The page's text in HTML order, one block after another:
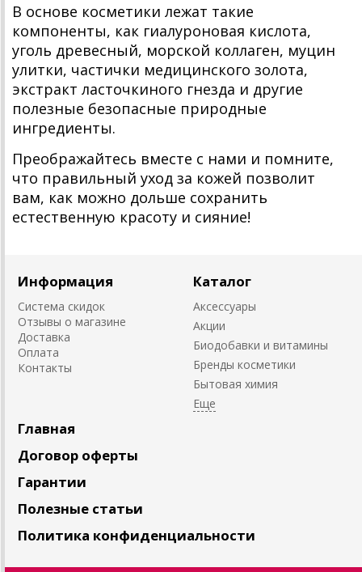
В основе косметики лежат такие
компоненты, как гиалуроновая кислота,
уголь древесный, морской коллаген, муцин
улитки, частички медицинского золота,
экстракт ласточкиного гнезда и другие
полезные безопасные природные
ингредиенты.
Преображайтесь вместе с нами и помните,
что правильный уход за кожей позволит
вам, как можно дольше сохранить
естественную красоту и сияние!
Информация
Система скидок
Отзывы о магазине
Доставка
Оплата
Контакты
Каталог
Аксессуары
Акции
Биодобавки и витамины
Бренды косметики
Бытовая химия
Главная
Договор оферты
Гарантии
Полезные статьи
Политика конфиденциальности